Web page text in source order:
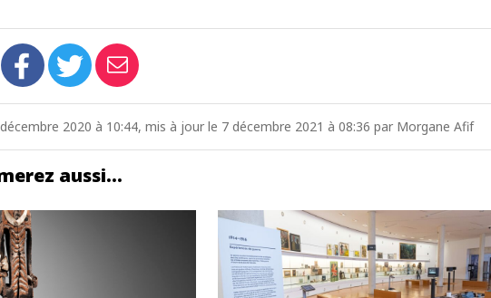
2020 à 10:44, mis à jour le 7 décembre 2021 à 08:36 par Morgane Afif
aussi…